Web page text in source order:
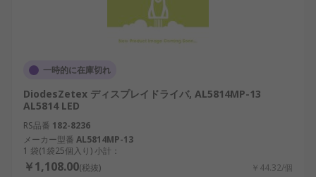
一時的に在庫切れ
DiodesZetex ディスプレイドライバ, AL5814MP-13
AL5814 LED
RS品番 182-8236
メーカー型番 AL5814MP-13
1 袋(1袋25個入り) 小計：
￥1,108.00(税抜) ￥44.32/個